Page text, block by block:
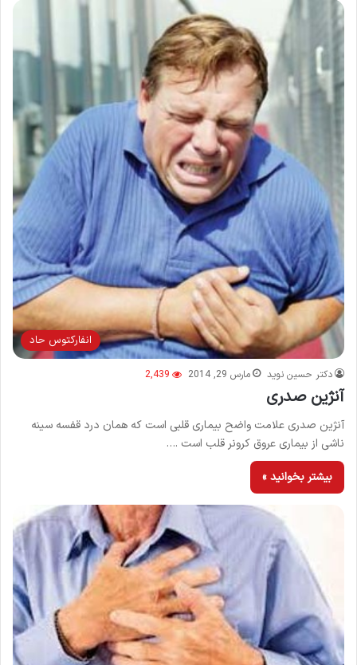
انفاركتوس حاد
دکتر حسین نوید مارس 29, 2014 2,439
آنژین صدری
آنژین صدری علامت واضح بیماری قلبی است كه همان درد قفسه سینه
ناشی از بیماری عروق كرونر قلب است .…
بیشتر بخوانید »